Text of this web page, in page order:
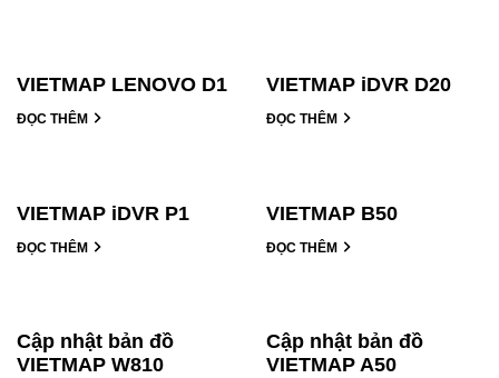
VIETMAP LENOVO D1
ĐỌC THÊM
VIETMAP iDVR D20
ĐỌC THÊM
VIETMAP iDVR P1
ĐỌC THÊM
VIETMAP B50
ĐỌC THÊM
Cập nhật bản đồ
VIETMAP W810
Cập nhật bản đồ
VIETMAP A50